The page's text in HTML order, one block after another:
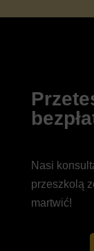
Nasi
przeszkolą
martwić!